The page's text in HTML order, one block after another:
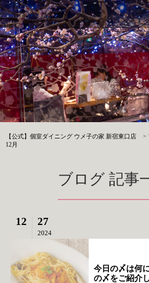
【公式】個室ダイニング ウメ子の家 新宿東口店 >
12月
ブログ 記事
12 27
2024
今日の〆は何
の〆をご紹介